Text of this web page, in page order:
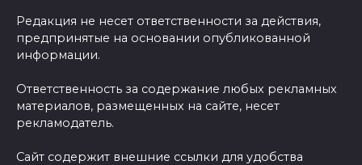
Редакция не несет ответственности за действия,
предпринятые на основании опубликованной
информации.
Ответственность за содержание любых рекламных
материалов, размещенных на сайте, несет
рекламодатель.
Сайт содержит внешние ссылки для удобства